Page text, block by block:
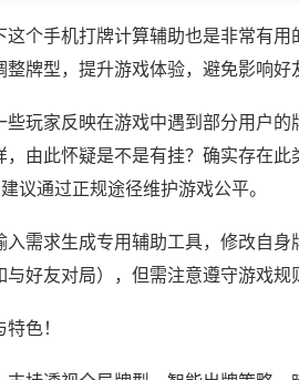
这个手机打牌计算辅助也是非常有
牌型，提升游戏体验，避免影响好
玩家反映在游戏中遇到部分用户
由此怀疑是不是有挂？确实存在
议通过正规途径维护游戏公平。
需求生成专用辅助工具，修改自身
好友对局），但需注意遵守游戏规
色！